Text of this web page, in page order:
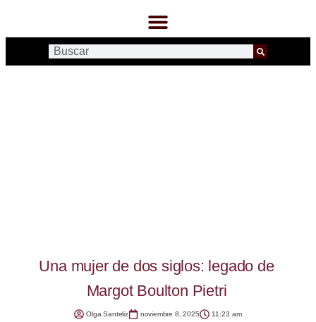
Una mujer de dos siglos: legado de
Margot Boulton Pietri
Olga Santeliz noviembre 8, 2025 11:23 am